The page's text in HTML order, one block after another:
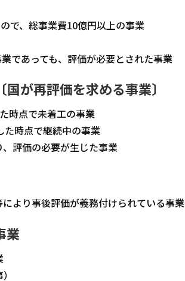
で、総事業費10億円以上の事業
であっても、評価が必要とされた事業
が再評価を求める事業〕
時点で未着工の事業
時点で継続中の事業
評価の必要が生じた事業
より事後評価が義務付けられている事業
業